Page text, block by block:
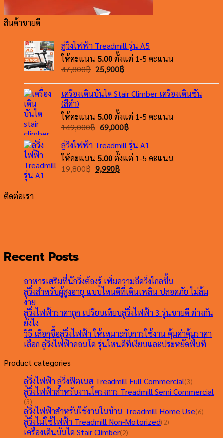
สินค้าขายดี
ลู่วิ่งไฟฟ้า Treadmill รุ่น A5
ให้คะแนน 5.00ตั้งแต่ 1-5 คะแนน
47,800฿ Original
was:
47,800฿.
25,900฿Current
is:
25,900฿.
เครื่องเดินบันได Stair Climber เครื่องเดินชัน
(สีดำ)
ให้คะแนน 5.00ตั้งแต่ 1-5 คะแนน
149,000฿ Original
price
was:
149,000฿.
69,000฿Current
price
is:
69,000฿.
ลู่วิ่งไฟฟ้า Treadmill รุ่น A1
ให้คะแนน 5.00ตั้งแต่ 1-5 คะแนน
19,800฿ Original
9,990฿Current
ติดต่อเรา
Recent Posts
อาหารเสริมที่นักวิ่งต้องรู้ เพิ่มความอึดวิ่งไกลขึ้น
ลู่วิ่งสำหรับผู้สูงอายุ แบบไหนดีที่เดินเพลิน ปลอดภัย ไม่ล้ม
ง่าย
ลู่วิ่งไฟฟ้าราคาถูก เปรียบเทียบลู่วิ่งไฟฟ้า 3 รุ่นขายดี ต่างกัน
ยังไง
วิธี เลือกซื้อลู่วิ่งไฟฟ้า ให้เหมาะกับการใช้งาน คุ้มค่าคุ้มราคา
เลือก ลู่วิ่งไฟฟ้าคอนโด รุ่นไหนดีที่เงียบและประหยัดพื้นที่
Product categories
ลู่วิ่งไฟฟ้า ลู่วิ่งฟิตเนส Treadmill Full Commercial(3)
ลู่วิ่งไฟฟ้าสำหรับงานโครงการ Treadmill Semi Commercial
(3)
ลู่วิ่งไฟฟ้าสำหรับใช้งานในบ้าน Treadmill Home Use(6)
ลู่วิ่งไม่ใช้ไฟฟ้า Treadmill Non-Motorized(2)
เครื่องเดินบันได Stair Climber(2)